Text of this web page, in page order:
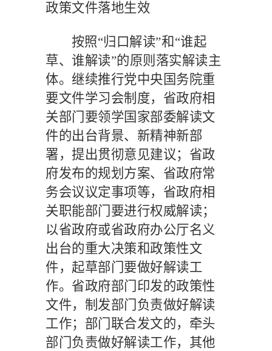
政策文件落地生效
按照“归口解读”和“谁起
草、谁解读”的原则落实解读主
体。继续推行党中央国务院重
要文件学习会制度，省政府相
关部门要领学国家部委解读文
件的出台背景、新精神新部
署，提出贯彻意见建议；省政
府发布的规划方案、省政府常
务会议议定事项等，省政府相
关职能部门要进行权威解读；
以省政府或省政府办公厅名义
出台的重大决策和政策性文
件，起草部门要做好解读工
作。省政府部门印发的政策性
文件，制发部门负责做好解读
工作；部门联合发文的，牵头
部门负责做好解读工作，其他